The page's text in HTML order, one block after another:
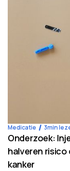
Medicatie 3min
Onderzoek:
halveren
kanker